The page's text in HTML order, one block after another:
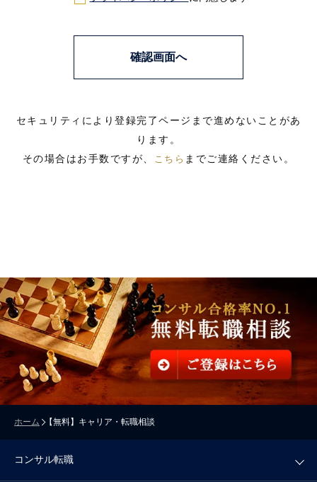
セキュリティにより登録完了ページまで進めないことがあ
ります。
その場合はお手数ですが、
こちら までご連絡ください。
ホーム 【無料】キャリア・転職相談
コンサル転職